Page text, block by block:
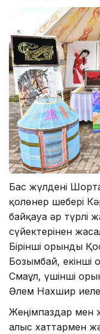
Бас жүлдені
қолөнер шебері
байқауға әр
сүйектерінен
Бірінші орынды
Бозымбай,
Смағұл, үшінші
Әлем Нахшир
Жеңімпаздар мен
алғыс хаттармен